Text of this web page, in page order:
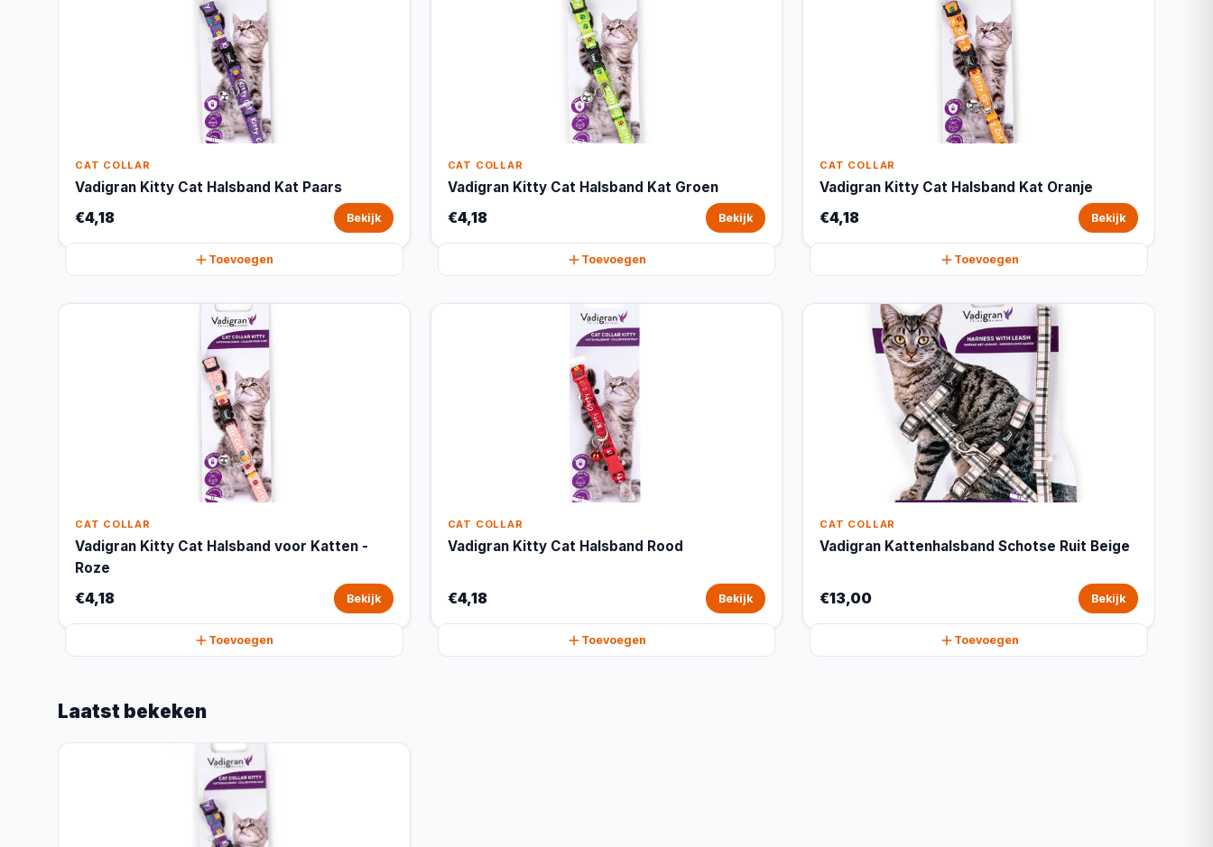
CAT COLLAR
Vadigran Kitty Cat Halsband Kat Paars
€4,18 Bekijk
Toevoegen
CAT COLLAR
Vadigran Kitty Cat Halsband Kat Groen
€4,18 Bekijk
Toevoegen
CAT COLLAR
Vadigran Kitty Cat Halsband Kat Oranje
€4,18 Bekijk
Toevoegen
CAT COLLAR
Vadigran Kitty Cat Halsband voor Katten -
Roze
€4,18 Bekijk
Toevoegen
CAT COLLAR
Vadigran Kitty Cat Halsband Rood
€4,18 Bekijk
Toevoegen
CAT COLLAR
Vadigran Kattenhalsband Schotse Ruit Beige
€13,00 Bekijk
Toevoegen
Laatst bekeken